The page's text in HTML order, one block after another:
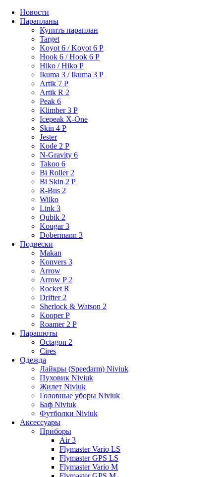
Новости
Парапланы
Купить параплан
Target
Koyot 6 / Koyot 6 P
Hook 6 / Hook 6 P
Hiko / Hiko P
Ikuma 3 / Ikuma 3 P
Artik 7 P
Artik R 2
Peak 6
Klimber 3 P
Icepeak X-One
Skin 4 P
Jester
Kode 2 P
N-Gravity 6
Takoo 6
Bi Roller 2
Bi Skin 2 P
R-Bus 2
Wilko
Link 3
Qubik 2
Kougar 3
Dobermann 3
Подвески
Makan
Konvers 3
Arrow
Arrow P 2
Rocket R
Drifter 2
Sherlock & Watson 2
Kooper P
Roamer 2 P
Парашюты
Octagon 2
Cires
Одежда
Лайкры (Speedarm) Niviuk
Пуховик Niviuk
Жилет Niviuk
Головные уборы Niviuk
Баф Niviuk
Футболки Niviuk
Аксессуары
Приборы
Air 3
Flymaster Vario LS
Flymaster GPS LS
Flymaster Vario M